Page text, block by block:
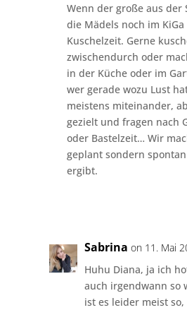
Wenn der große aus der
die Mädels noch im
Kuschelzeit. Gerne
zwischendurch oder
in der Küche oder im
wer gerade wozu Lust
meistens miteinander,
gezielt und fragen nach
oder Bastelzeit… Wir
geplant sondern
ergibt.
Sabrina on 11. Mai
Huhu Diana, ja ich
auch irgendwann so
ist es leider meist so,